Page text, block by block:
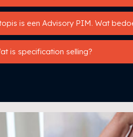
is een Advisory PIM. Wat
is specification selling?